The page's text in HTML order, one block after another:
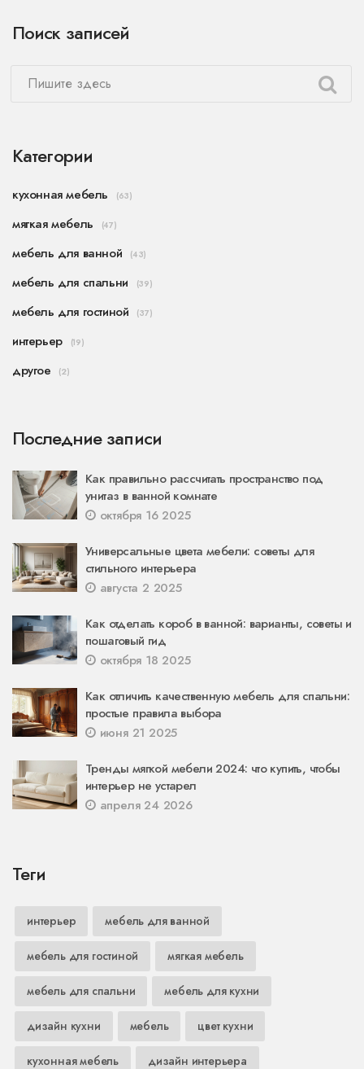
Поиск записей
Категории
кухонная мебель (63)
мягкая мебель (47)
мебель для ванной (43)
мебель для спальни (39)
мебель для гостиной (37)
интерьер (19)
другое (2)
Последние записи
Как правильно рассчитать пространство под
унитаз в ванной комнате
октября 16 2025
Универсальные цвета мебели: советы для
стильного интерьера
августа 2 2025
Как отделать короб в ванной: варианты, советы и
пошаговый гид
октября 18 2025
Как отличить качественную мебель для спальни:
простые правила выбора
июня 21 2025
Тренды мягкой мебели 2024: что купить, чтобы
интерьер не устарел
апреля 24 2026
Теги
интерьер мебель для ванной
мебель для гостиной мягкая мебель
мебель для спальни мебель для кухни
дизайн кухни мебель цвет кухни
кухонная мебель дизайн интерьера